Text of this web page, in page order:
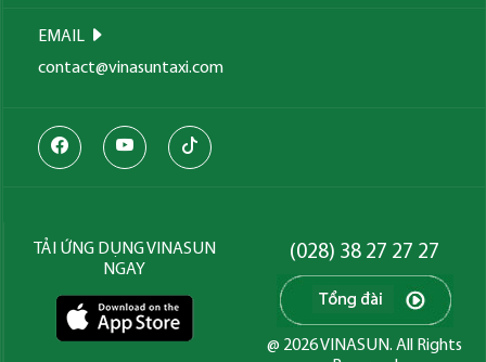
EMAIL
contact@vinasuntaxi.com
TẢI ỨNG DỤNG VINASUN
NGAY
(028) 38 27 27 27
@ 2026 VINASUN. All Rights